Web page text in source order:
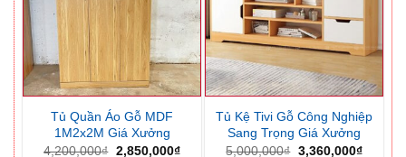
Tủ Quần Áo Gỗ MDF
1M2x2M Giá Xưởng
4,200,000₫ Giá
2,850,000₫Giá
Tủ Kệ Tivi Gỗ Công Nghiệp
Sang Trọng Giá Xưởng
5,000,000₫ Giá
3,360,000₫Giá